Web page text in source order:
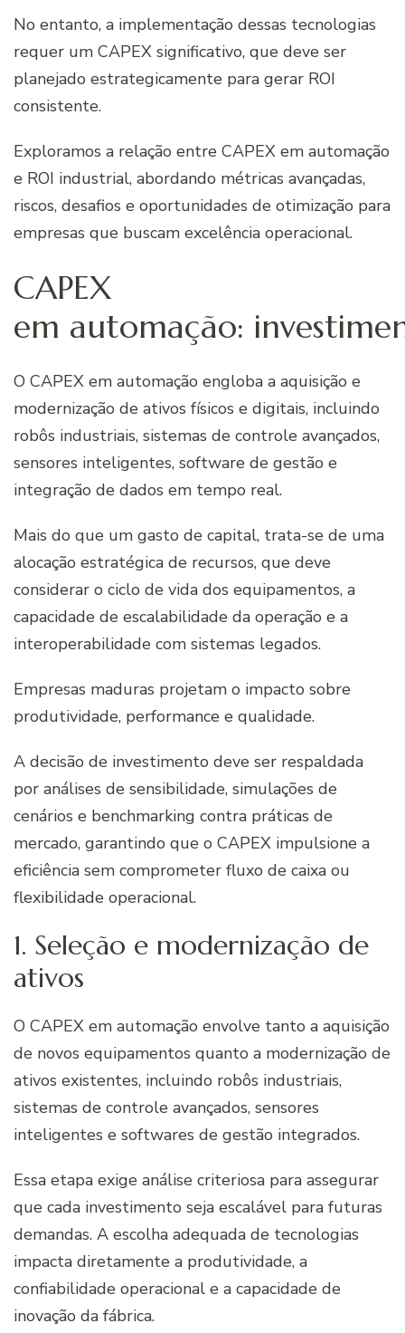
No entanto, a implementação dessas tecnologias
requer um CAPEX significativo, que deve ser
planejado estrategicamente para gerar ROI
consistente.
Exploramos a relação entre CAPEX em automação
e ROI industrial, abordando métricas avançadas,
riscos, desafios e oportunidades de otimização para
empresas que buscam excelência operacional.
CAPEX
em automação:
O CAPEX em automação engloba a aquisição e
modernização de ativos físicos e digitais, incluindo
robôs industriais, sistemas de controle avançados,
sensores inteligentes, software de gestão e
integração de dados em tempo real.
Mais do que um gasto de capital, trata-se de uma
alocação estratégica de recursos, que deve
considerar o ciclo de vida dos equipamentos, a
capacidade de escalabilidade da operação e a
interoperabilidade com sistemas legados.
Empresas maduras projetam o impacto sobre
produtividade, performance e qualidade.
A decisão de investimento deve ser respaldada
por análises de sensibilidade, simulações de
cenários e benchmarking contra práticas de
mercado, garantindo que o CAPEX impulsione a
eficiência sem comprometer fluxo de caixa ou
flexibilidade operacional.
1. Seleção e modernização de
ativos
O CAPEX em automação envolve tanto a aquisição
de novos equipamentos quanto a modernização de
ativos existentes, incluindo robôs industriais,
sistemas de controle avançados, sensores
inteligentes e softwares de gestão integrados.
Essa etapa exige análise criteriosa para assegurar
que cada investimento seja escalável para futuras
demandas. A escolha adequada de tecnologias
impacta diretamente a produtividade, a
confiabilidade operacional e a capacidade de
inovação da fábrica.